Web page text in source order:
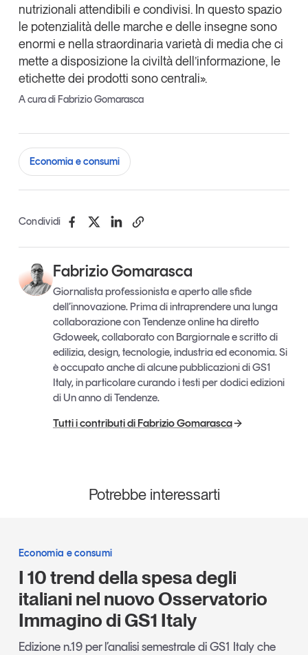
nutrizionali attendibili e condivisi. In questo spazio
le potenzialità delle marche e delle insegne sono
enormi e nella straordinaria varietà di media che ci
mette a disposizione la civiltà dell’informazione, le
etichette dei prodotti sono centrali».
A cura di Fabrizio Gomarasca
Economia e consumi
Condividi
Fabrizio Gomarasca
Giornalista professionista e aperto alle sfide
dell’innovazione. Prima di intraprendere una lunga
collaborazione con Tendenze online ha diretto
Gdoweek, collaborato con Bargiornale e scritto di
edilizia, design, tecnologie, industria ed economia. Si
è occupato anche di alcune pubblicazioni di GS1
Italy, in particolare curando i testi per dodici edizioni
di Un anno di Tendenze.
Tutti i contributi di Fabrizio Gomarasca
Potrebbe interessarti
Economia e consumi
I 10 trend della spesa degli
italiani nel nuovo Osservatorio
Immagino di GS1 Italy
Edizione n.19 per l’analisi semestrale di GS1 Italy che